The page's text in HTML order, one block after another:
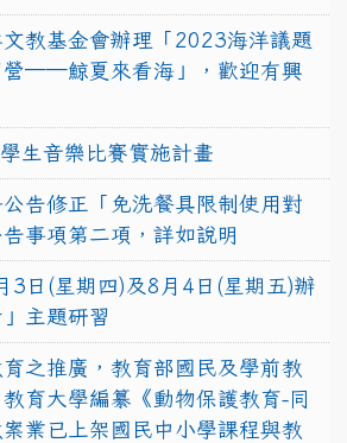
教基金會辦理「2023海洋議題
營──鯨夏來看海」，歡迎有興
生音樂比賽實施計畫
告修正「免洗餐具限制使用對
事項第二項，詳如說明
3日(星期四)及8月4日(星期五)辦
主題研習
之推廣，教育部國民及學前教
育大學編纂《動物保護教育-同
業已上架國民中小學課程與教